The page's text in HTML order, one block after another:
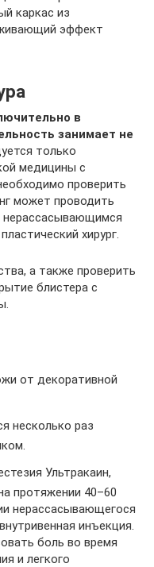
каркас из
эффект
в
занимает не
только
медицины с
проверить
может проводить
нерассасывающимся
хирург.
а также проверить
блистера с
от декоративной
несколько раз
Ультракаин,
протяжении 40–60
нерассасывающегося
инъекция.
боль во время
и легкого